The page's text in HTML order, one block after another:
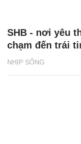
NHỊP SỐNG
SHB - nơi yêu
chạm đến trái